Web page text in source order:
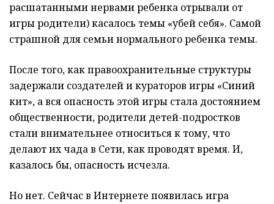
расшатанными нервами ребенка отрывали от
игры родители) касалось темы «убей себя». Самой
страшной для семьи нормального ребенка темы.
После того, как правоохранительные структуры
задержали создателей и кураторов игры «Синий
кит», а вся опасность этой игры стала достоянием
общественности, родители детей-подростков
стали внимательнее относиться к тому, что
делают их чада в Сети, как проводят время. И,
казалось бы, опасность исчезла.
Но нет. Сейчас в Интернете появилась игра